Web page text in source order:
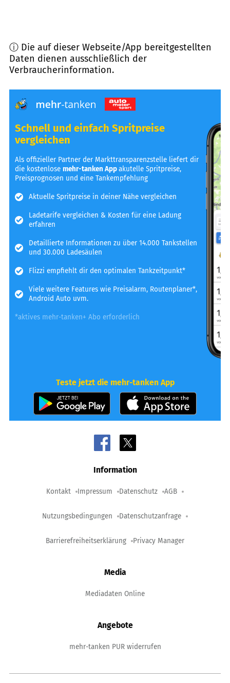
ⓘ Die auf dieser Webseite/App bereitgestellten
Daten dienen ausschließlich der
Verbraucherinformation.
Schnell und einfach Spritpreise
vergleichen
Als offizieller Partner der Markttransparenzstelle liefert dir
die kostenlosemehr-tanken Appakutelle Spritpreise,
Preisprognosen und eine Tankempfehlung
Aktuelle Spritpreise in deiner Nähe vergleichen
Ladetarife vergleichen & Kosten für eine Ladung
erfahren
Detaillierte Informationen zu über 14.000 Tankstellen
und 30.000 Ladesäulen
Flizzi empfiehlt dir den optimalen Tankzeitpunkt*
Viele weitere Features wie Preisalarm, Routenplaner*,
Android Auto uvm.
*aktives mehr-tanken+ Abo erforderlich
Teste jetzt die mehr-tanken App
Information
Kontakt Impressum Datenschutz AGB
Nutzungsbedingungen Datenschutzanfrage
Barrierefreiheitserklärung Privacy Manager
Media
Mediadaten Online
Angebote
mehr-tanken PUR widerrufen